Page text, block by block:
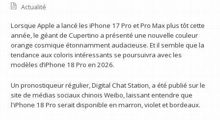
Actualité
Lorsque Apple a lancé les iPhone 17 Pro et Pro Max plus tôt cette
année, le géant de Cupertino a présenté une nouvelle couleur
orange cosmique étonnamment audacieuse. Et il semble que la
tendance aux coloris intéressants se poursuivra avec les
modèles d’iPhone 18 Pro en 2026.
Un pronostiqueur régulier, Digital Chat Station, a été publié sur le
site de médias sociaux chinois Weibo, laissant entendre que
l'iPhone 18 Pro serait disponible en marron, violet et bordeaux.